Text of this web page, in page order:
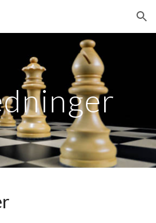
Skip to navigation